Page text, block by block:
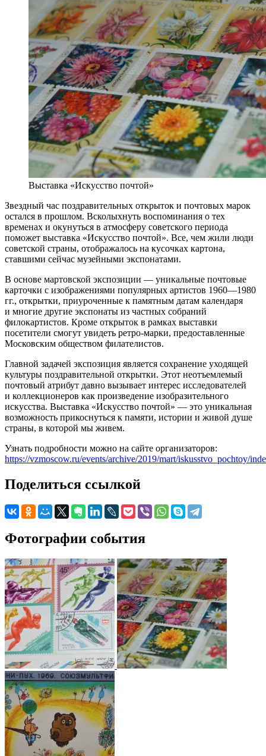
Выставка «Искусство почтой»
Звездный час поздравительных открыток и почтовых марок
остался в прошлом. Всколыхнуть воспоминания о тех
временах и окунуться в атмосферу советского периода
поможет выставка «Искусство почтой». Все, чем жили люди
советской страны, отображалось на кусочках картона,
ставшими сейчас музейными экспонатами.
В основе мартовской экспозиции — уникальные почтовые
карточки с изображениями популярных артистов 1960—1980
гг., открытки, приуроченные к памятным датам календаря
и многие другие экспонаты из частных собраний
филокартистов. Кроме открыток в рамках выставки
посетители смогут увидеть ретро-марки, предоставленные
Московским обществом филателистов.
Главной задачей экспозиция является сохранение уходящей
культуры поздравительной открытки. Этот неотъемлемый
почтовый атрибут давно вызывает интерес исследователей
и коллекционеров как произведение изобразительного
искусства. Выставка «Искусство почтой» — это уникальная
возможность прикоснуться к памяти, истории и живой душе
страны, в которой мы живем.
Узнать подробности можно на сайте организаторов:
https://vzmoscow.ru/events/archive/2019/mart/iskusstvo_pochtoy/
Поделиться ссылкой
Фотографии события